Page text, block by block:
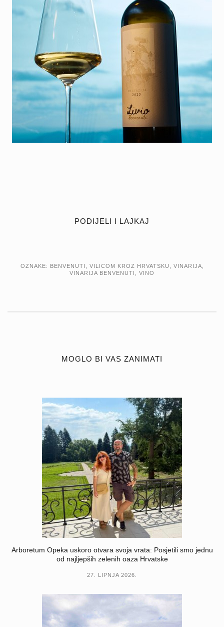
PODIJELI I LAJKAJ
OZNAKE: BENVENUTI , VILICOM KROZ HRVATSKU , VINARIJA,
VINARIJA BENVENUTI , VINO
MOGLO BI VAS ZANIMATI
Arboretum Opeka uskoro otvara svoja vrata: Posjetili smo jednu
od najljepših zelenih oaza Hrvatske
27. LIPNJA 2026.